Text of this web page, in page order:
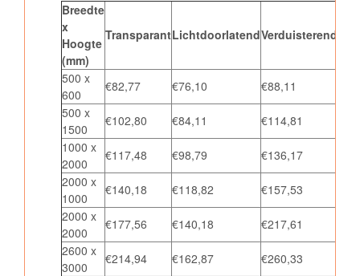
Breedte
x
Hoogte
(mm)
TransparantLichtdoorlatendVerduisterend
500 x
600
€82,77 €76,10 €88,11
500 x
1500
€102,80 €84,11 €114,81
1000 x
2000
€117,48 €98,79 €136,17
2000 x
1000
€140,18 €118,82 €157,53
2000 x
2000
€177,56 €140,18 €217,61
2600 x
3000
€214,94 €162,87 €260,33